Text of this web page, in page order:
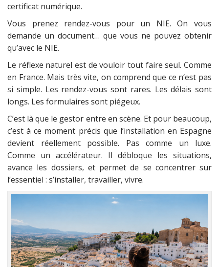
certificat numérique.
Vous prenez rendez-vous pour un NIE. On vous
demande un document… que vous ne pouvez obtenir
qu’avec le NIE.
Le réflexe naturel est de vouloir tout faire seul. Comme
en France. Mais très vite, on comprend que ce n’est pas
si simple. Les rendez-vous sont rares. Les délais sont
longs. Les formulaires sont piégeux.
C’est là que le gestor entre en scène. Et pour beaucoup,
c’est à ce moment précis que l’installation en Espagne
devient réellement possible. Pas comme un luxe.
Comme un accélérateur. Il débloque les situations,
avance les dossiers, et permet de se concentrer sur
l’essentiel : s’installer, travailler, vivre.